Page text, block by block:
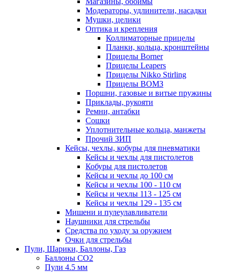
Модераторы, удлинители, насадки
Мушки, целики
Оптика и крепления
Коллиматорные прицелы
Планки, кольца, кронштейны
Прицелы Borner
Прицелы Leapers
Прицелы Nikko Stirling
Прицелы ВОМЗ
Поршни, газовые и витые пружины
Приклады, рукояти
Ремни, антабки
Сошки
Уплотнительные кольца, манжеты
Прочий ЗИП
Кейсы, чехлы, кобуры для пневматики
Кейсы и чехлы для пистолетов
Кобуры для пистолетов
Кейсы и чехлы до 100 см
Кейсы и чехлы 100 - 110 см
Кейсы и чехлы 113 - 125 см
Кейсы и чехлы 129 - 135 см
Мишени и пулеулавливатели
Наушники для стрельбы
Средства по уходу за оружием
Очки для стрельбы
Пули, Шарики, Баллоны, Газ
Баллоны CO2
Пули 4.5 мм